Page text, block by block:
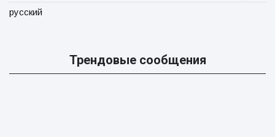
русский
Трендовые сообщения